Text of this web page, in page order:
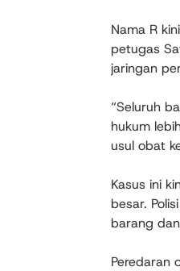
Nama R
petugas
jaringan
“Seluruh
hukum
usul obat
Kasus ini
besar.
barang
Peredaran